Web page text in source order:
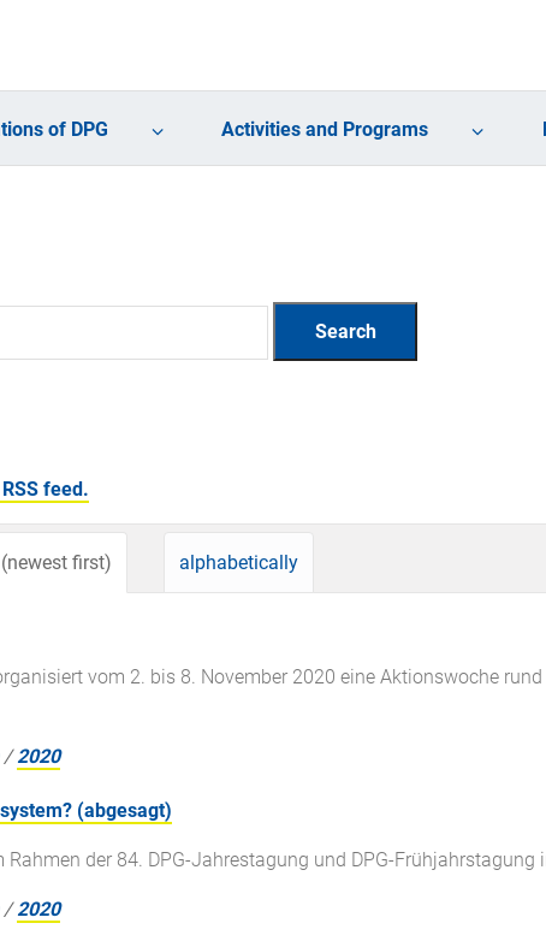
of DPG Activities and Programs
feed.
first) alphabetically
vom 2. bis 8. November 2020 eine Aktionswoche
/2020
(abgesagt)
der 84. DPG-Jahrestagung und DPG-Frühjahrstagung
/2020